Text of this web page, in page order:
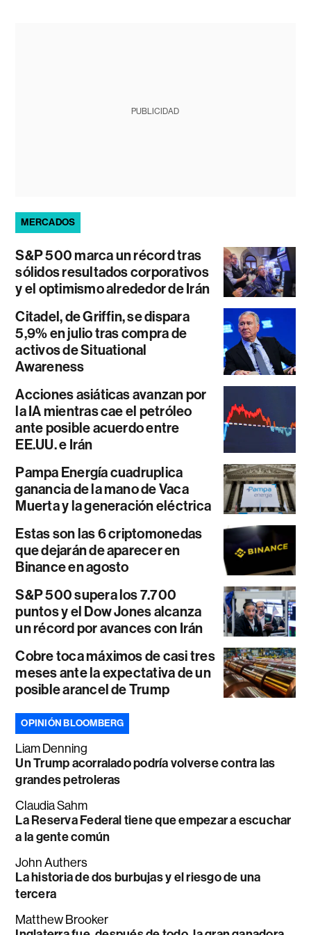
PUBLICIDAD
MERCADOS
S&P 500 marca un récord tras
sólidos resultados corporativos
y el optimismo alrededor de Irán
Citadel, de Griffin, se dispara
5,9% en julio tras compra de
activos de Situational
Awareness
Acciones asiáticas avanzan por
la IA mientras cae el petróleo
ante posible acuerdo entre
EE.UU. e Irán
Pampa Energía cuadruplica
ganancia de la mano de Vaca
Muerta y la generación eléctrica
Estas son las 6 criptomonedas
que dejarán de aparecer en
Binance en agosto
S&P 500 supera los 7.700
puntos y el Dow Jones alcanza
un récord por avances con Irán
Cobre toca máximos de casi tres
meses ante la expectativa de un
posible arancel de Trump
OPINIÓN BLOOMBERG
Liam Denning
Un Trump acorralado podría volverse contra las
grandes petroleras
Claudia Sahm
La Reserva Federal tiene que empezar a escuchar
a la gente común
John Authers
La historia de dos burbujas y el riesgo de una
tercera
Matthew Brooker